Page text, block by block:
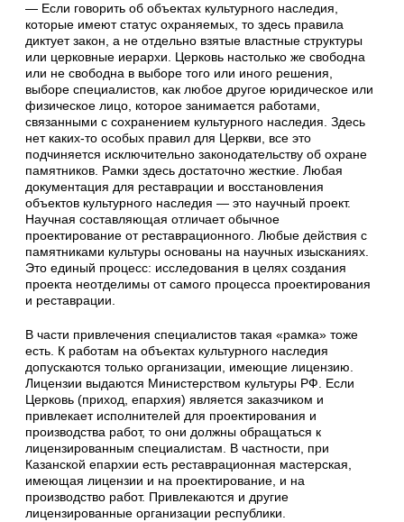
— Если говорить об объектах культурного наследия,
которые имеют статус охраняемых, то здесь правила
диктует закон, а не отдельно взятые властные структуры
или церковные иерархи. Церковь настолько же свободна
или не свободна в выборе того или иного решения,
выборе специалистов, как любое другое юридическое или
физическое лицо, которое занимается работами,
связанными с сохранением культурного наследия. Здесь
нет каких-то особых правил для Церкви, все это
подчиняется исключительно законодательству об охране
памятников. Рамки здесь достаточно жесткие. Любая
документация для реставрации и восстановления
объектов культурного наследия — это научный проект.
Научная составляющая отличает обычное
проектирование от реставрационного. Любые действия с
памятниками культуры основаны на научных изысканиях.
Это единый процесс: исследования в целях создания
проекта неотделимы от самого процесса проектирования
и реставрации.
В части привлечения специалистов такая «рамка» тоже
есть. К работам на объектах культурного наследия
допускаются только организации, имеющие лицензию.
Лицензии выдаются Министерством культуры РФ. Если
Церковь (приход, епархия) является заказчиком и
привлекает исполнителей для проектирования и
производства работ, то они должны обращаться к
лицензированным специалистам. В частности, при
Казанской епархии есть реставрационная мастерская,
имеющая лицензии и на проектирование, и на
производство работ. Привлекаются и другие
лицензированные организации республики.